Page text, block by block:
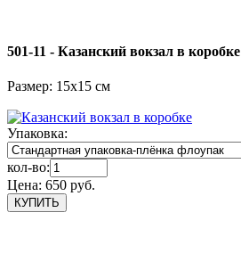
501-11 - Казанский вокзал в коробке
Размер: 15х15 см
Упаковка:
кол-во:
Цена: 650 руб.